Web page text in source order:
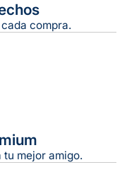
5 a 7 días hábiles
compra.
mejor amigo.